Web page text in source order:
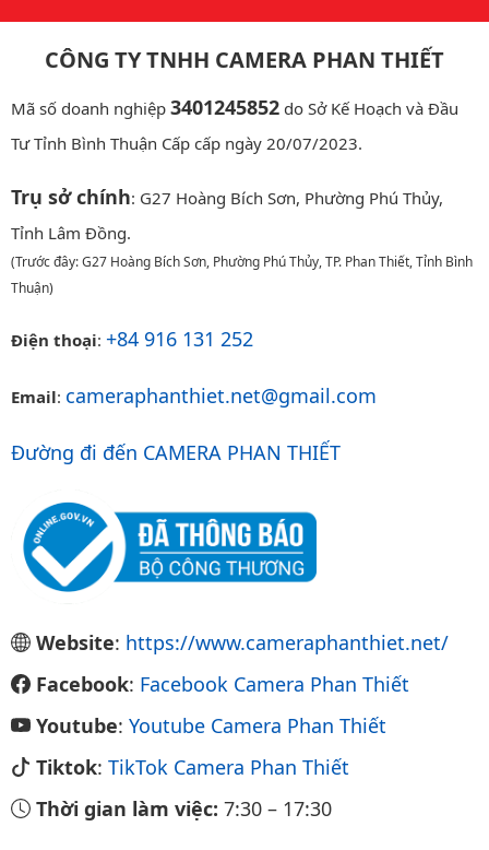
CÔNG TY TNHH CAMERA PHAN THIẾT
Mã số doanh nghiệp 3401245852 do Sở Kế Hoạch và Đầu
Tư Tỉnh Bình Thuận Cấp cấp ngày 20/07/2023.
Trụ sở chính: G27 Hoàng Bích Sơn, Phường Phú Thủy,
Tỉnh Lâm Đồng.
(Trước đây: G27 Hoàng Bích Sơn, Phường Phú Thủy, TP. Phan Thiết, Tỉnh Bình
Thuận)
Điện thoại: +84 916 131 252
Email: cameraphanthiet.net@gmail.com
Đường đi đến CAMERA PHAN THIẾT
Website: https://www.cameraphanthiet.net/
Facebook: Facebook Camera Phan Thiết
Youtube: Youtube Camera Phan Thiết
Tiktok: TikTok Camera Phan Thiết
Thời gian làm việc: 7:30 – 17:30